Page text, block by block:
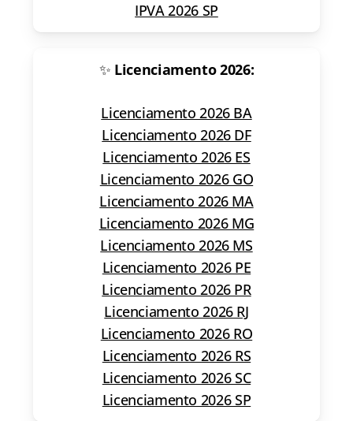
IPVA 2026 SP
✨ Licenciamento 2026:
Licenciamento 2026 BA
Licenciamento 2026 DF
Licenciamento 2026 ES
Licenciamento 2026 GO
Licenciamento 2026 MA
Licenciamento 2026 MG
Licenciamento 2026 MS
Licenciamento 2026 PE
Licenciamento 2026 PR
Licenciamento 2026 RJ
Licenciamento 2026 RO
Licenciamento 2026 RS
Licenciamento 2026 SC
Licenciamento 2026 SP